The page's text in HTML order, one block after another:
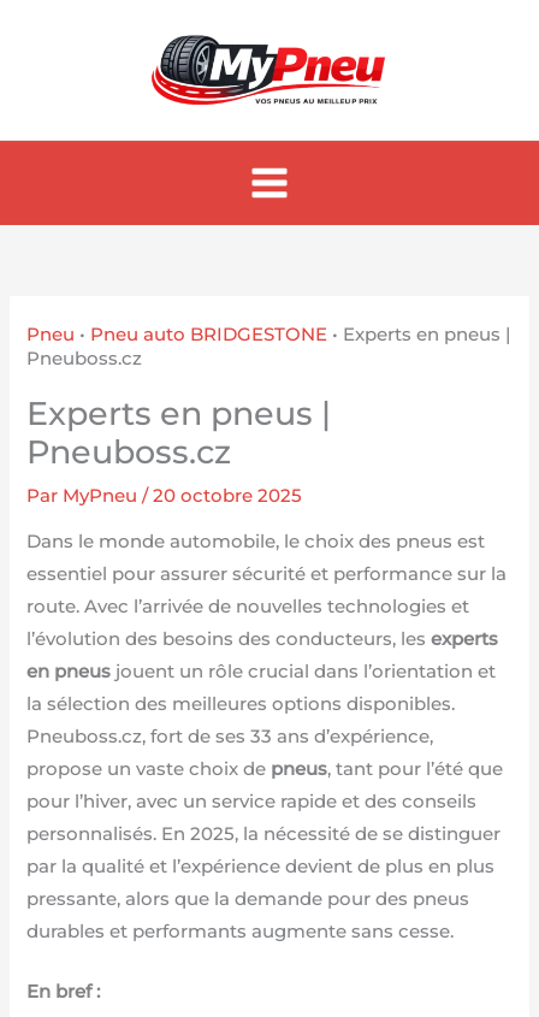
Pneu • Pneu auto BRIDGESTONE • Experts en pneus |
Pneuboss.cz
Experts en pneus |
Pneuboss.cz
Par MyPneu/20 octobre 2025
Dans le monde automobile, le choix des pneus est
essentiel pour assurer sécurité et performance sur la
route. Avec l’arrivée de nouvelles technologies et
l’évolution des besoins des conducteurs, lesexperts
en pneus jouent un rôle crucial dans l’orientation et
la sélection des meilleures options disponibles.
Pneuboss.cz, fort de ses 33 ans d’expérience,
propose un vaste choix de pneus, tant pour l’été que
pour l’hiver, avec un service rapide et des conseils
personnalisés. En 2025, la nécessité de se distinguer
par la qualité et l’expérience devient de plus en plus
pressante, alors que la demande pour des pneus
durables et performants augmente sans cesse.
En bref :